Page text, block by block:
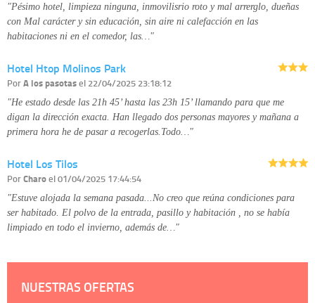
"Pésimo hotel, limpieza ninguna, inmovilisrio roto y mal arrerglo, dueñas
con Mal carácter y sin educación, sin aire ni calefacción en las
habitaciones ni en el comedor, las…"
Hotel Htop Molinos Park
PorA los pasotasel 22/04/2025 23:18:12
"He estado desde las 21h 45’ hasta las 23h 15’ llamando para que me
digan la dirección exacta. Han llegado dos personas mayores y mañana a
primera hora he de pasar a recogerlas.Todo…"
Hotel Los Tilos
PorCharoel 01/04/2025 17:44:54
"Estuve alojada la semana pasada...No creo que reúna condiciones para
ser habitado. El polvo de la entrada, pasillo y habitación , no se había
limpiado en todo el invierno, además de…"
NUESTRAS OFERTAS